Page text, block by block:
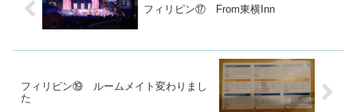
フィリピン⑰ From東横Inn
フィリピン⑲ ルームメイト変わりまし
た